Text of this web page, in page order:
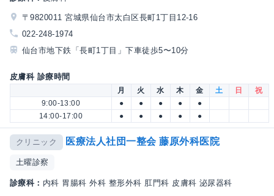
〒9820011 宮城県仙台市太白区長町1丁目12-16
022-248-1974
仙台市地下鉄「長町1丁目」下車徒歩5〜10分
皮膚科 診療時間
月 火 水 木 金 土 日
祝
9:00-13:00
● ● ● ●
●
14:00-17:00
● ● ● ● ●
クリニック 医療法人社団一整会 藤原外科医院
土曜診察
診療科： 内科 胃腸科 外科 整形外科 肛門科 皮膚科 泌尿器科